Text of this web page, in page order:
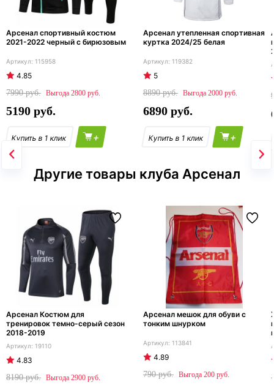
Арсенал спортивный костюм
2021-2022 черный с бирюзовым
115958
4.85
7990
2800
5190
+
Арсенал утепленная спортивная
куртка 2024/25 белая
119382
5
8890
2000
6890
+
Другие товары клуба Арсенал
Арсенал Костюм для
тренировок темно-серый сезон
2018-2019
19110
4.83
8190
2900
Арсенал мешок для обуви с
тонким шнурком
113841
4.89
790
200